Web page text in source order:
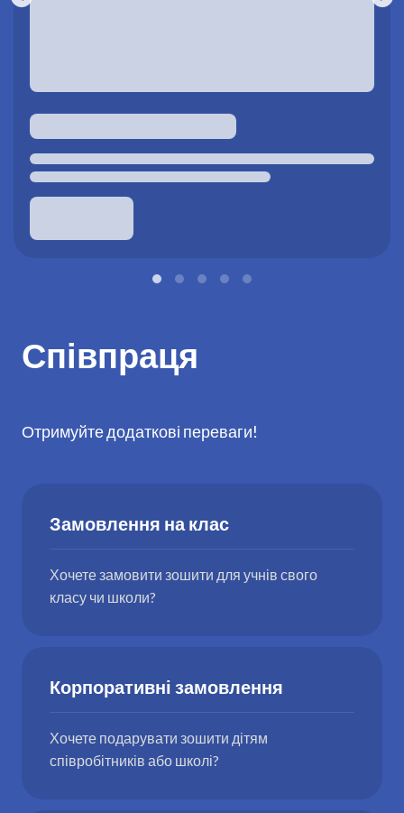
Співпраця
Отримуйте додаткові переваги!
Замовлення на клас
Хочете замовити зошити для учнів свого
класу чи школи?
Корпоративні замовлення
Хочете подарувати зошити дітям
співробітників або школі?